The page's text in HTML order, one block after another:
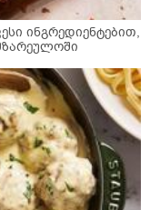
ინგრედიენტებით,